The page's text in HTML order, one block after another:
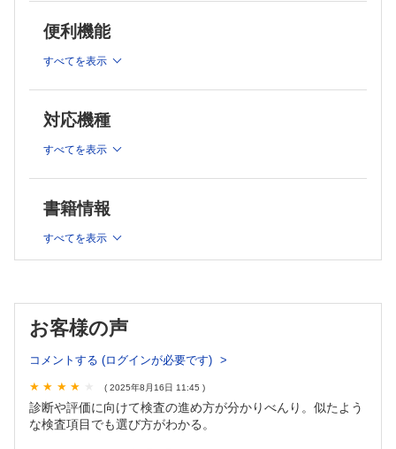
9．内分泌疾患
10．血液疾患
12．腎疾患
第2部 各 論
A．血清蛋白
1．アルブミン，総蛋白，蛋白分画（A/G 比を含む），プレ
2．シスタチンC
3．トランスサイレチン
ラニンアミノトランスフェラーゼ（ALT）
6．アデノシンデアミナーゼ（ADA）
8．アルカリホスファターゼ（ALP）
9．アルドラーゼ
10．アンジオテンシンⅠ変換酵素（ACE）
11．クレアチンキナーゼ（CK）
便利機能
すべてを表示
対応機種
すべてを表示
書籍情報
すべてを表示
お客様の声
コメントする (ログインが必要です)
( 2025年8月16日 11:45 )
診断や評価に向けて検査の進め方が分かりべんり。似たよう
な検査項目でも選び方がわかる。